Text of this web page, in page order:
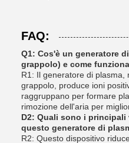
FAQ:
Q1: Cos'è un generatore
grappolo) e come
R1: Il generatore di plasma,
grappolo, produce ioni
raggruppano per formare
rimozione dell'aria per
D2: Quali sono i
questo generatore di
R2: Questo dispositivo